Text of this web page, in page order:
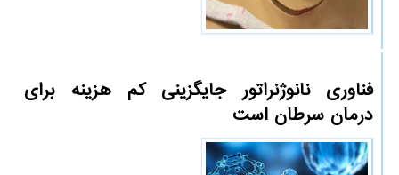
فناوری نانوژنراتور جایگزینی کم هزینه برای
درمان سرطان است